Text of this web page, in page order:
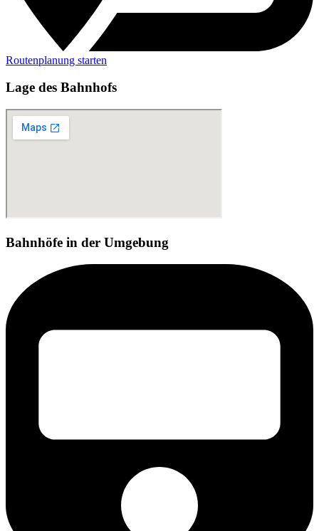
Routenplanung starten
Lage des Bahnhofs
Bahnhöfe in der Umgebung